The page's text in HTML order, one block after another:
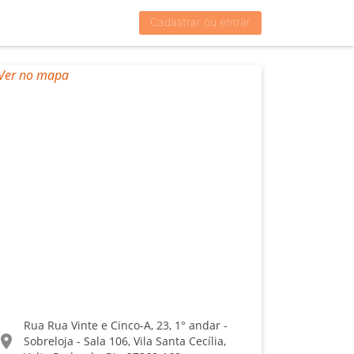
Cadastrar ou entrar
location_on
Rua Rua Vinte e Cinco-A, 23, 1° andar -
Sobreloja - Sala 106, Vila Santa Cecília,